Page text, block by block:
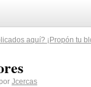
aquí? ¡Propón tu
Jcercas